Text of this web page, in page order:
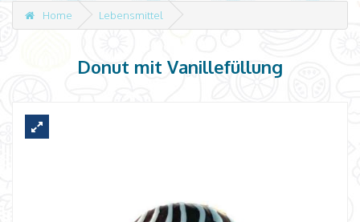
Home Lebensmittel
Donut mit Vanillefüllung